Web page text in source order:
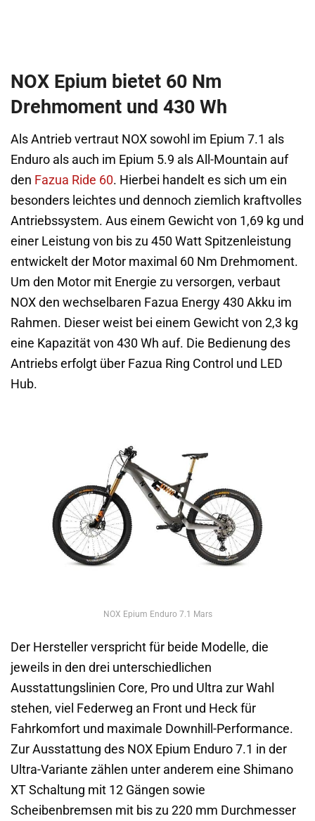
NOX Epium bietet 60 Nm
Drehmoment und 430 Wh
Als Antrieb vertraut NOX sowohl im Epium 7.1 als
Enduro als auch im Epium 5.9 als All-Mountain auf
den Fazua Ride 60. Hierbei handelt es sich um ein
besonders leichtes und dennoch ziemlich kraftvolles
Antriebssystem. Aus einem Gewicht von 1,69 kg und
einer Leistung von bis zu 450 Watt Spitzenleistung
entwickelt der Motor maximal 60 Nm Drehmoment.
Um den Motor mit Energie zu versorgen, verbaut
NOX den wechselbaren Fazua Energy 430 Akku im
Rahmen. Dieser weist bei einem Gewicht von 2,3 kg
eine Kapazität von 430 Wh auf. Die Bedienung des
Antriebs erfolgt über Fazua Ring Control und LED
Hub.
NOX Epium Enduro 7.1 Mars
Der Hersteller verspricht für beide Modelle, die
jeweils in den drei unterschiedlichen
Ausstattungslinien Core, Pro und Ultra zur Wahl
stehen, viel Federweg an Front und Heck für
Fahrkomfort und maximale Downhill-Performance.
Zur Ausstattung des NOX Epium Enduro 7.1 in der
Ultra-Variante zählen unter anderem eine Shimano
XT Schaltung mit 12 Gängen sowie
Scheibenbremsen mit bis zu 220 mm Durchmesser